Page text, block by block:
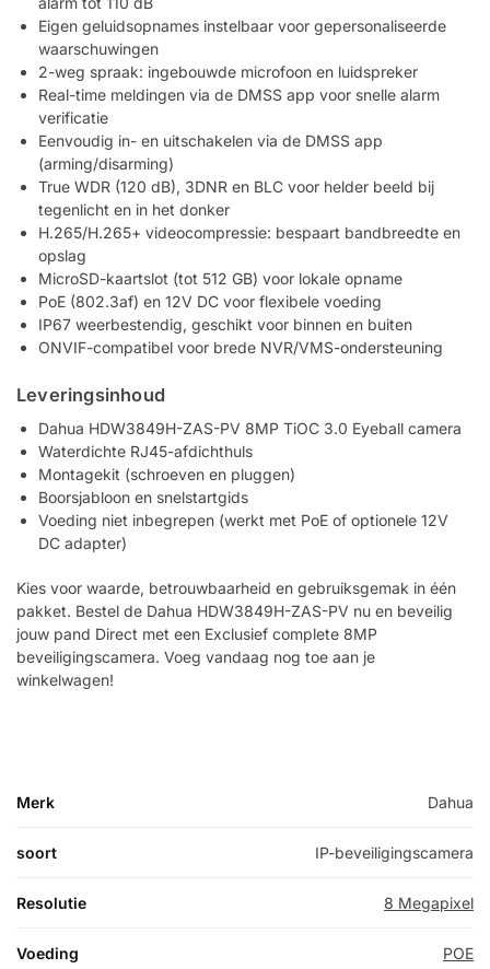
Eigen geluidsopnames instelbaar voor gepersonaliseerde
waarschuwingen
2-weg spraak: ingebouwde microfoon en luidspreker
Real-time meldingen via de DMSS app voor snelle alarm
verificatie
Eenvoudig in- en uitschakelen via de DMSS app
(arming/disarming)
True WDR (120 dB), 3DNR en BLC voor helder beeld bij
tegenlicht en in het donker
H.265/H.265+ videocompressie: bespaart bandbreedte en
opslag
MicroSD-kaartslot (tot 512 GB) voor lokale opname
PoE (802.3af) en 12V DC voor flexibele voeding
IP67 weerbestendig, geschikt voor binnen en buiten
ONVIF-compatibel voor brede NVR/VMS-ondersteuning
Leveringsinhoud
Dahua HDW3849H-ZAS-PV 8MP TiOC 3.0 Eyeball camera
Waterdichte RJ45-afdichthuls
Montagekit (schroeven en pluggen)
Boorsjabloon en snelstartgids
Voeding niet inbegrepen (werkt met PoE of optionele 12V
DC adapter)
Kies voor waarde, betrouwbaarheid en gebruiksgemak in één
pakket. Bestel de Dahua HDW3849H-ZAS-PV nu en beveilig
jouw pand Direct met een Exclusief complete 8MP
beveiligingscamera. Voeg vandaag nog toe aan je
winkelwagen!
Merk Dahua
soort IP-beveiligingscamera
Resolutie 8 Megapixel
Voeding POE